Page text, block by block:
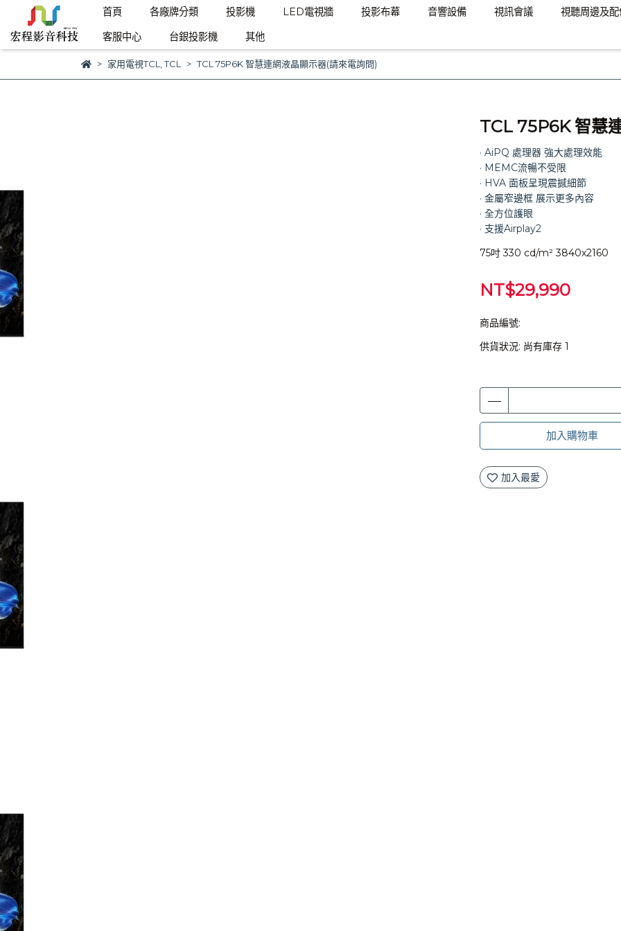
首頁 各廠牌分類 投影機 LED電視牆 投影布幕 音響設備 視訊會議
視聽周邊及
客服中心
台銀投影機 其他
家用電視TCL ,TCL TCL 75P6K 智慧連網液晶顯示器(請來電詢問)
TCL 75P6K 智慧
· AiPQ 處理器 強大處理效能
· MEMC流暢不受限
· HVA 面板呈現震撼細節
· 金屬窄邊框 展示更多內容
· 全方位護眼
· 支援Airplay2
75吋 330 cd/m² 3840x2160
NT$29,990
商品編號:
供貨狀況: 尚有庫存 1
加入購物車
加入最愛